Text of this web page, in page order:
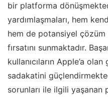
bir platforma
yardımlaşmaları, hem
hem de potansiyel
fırsatını sunmaktadır.
kullanıcıların Apple’a
sadakatini
sorunları ile ilgili yaşanan